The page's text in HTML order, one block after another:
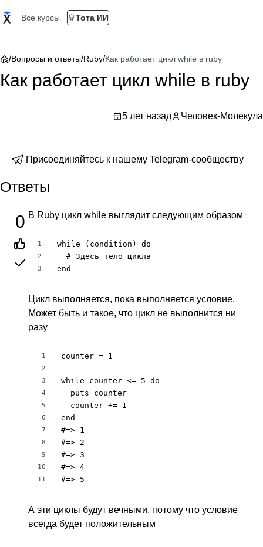
Все курсы Тота ИИ
/Вопросы и ответы/Ruby/Как работает цикл while в ruby
Как работает цикл while в ruby
5 лет назад Человек-Молекула
Присоединяйтесь к нашему Telegram-сообществу
Ответы
0 В Ruby цикл while выглядит следующим образом
1
2
3
while (condition) do
  # Здесь тело цикла
end
Цикл выполняется, пока выполняется условие.
Может быть и такое, что цикл не выполнится ни
разу
1
2
3
4
5
6
7
8
9
10
11
counter = 1
while counter <= 5 do
  puts counter
  counter += 1
end
#=> 1
#=> 2
#=> 3
#=> 4
#=> 5
А эти циклы будут вечными, потому что условие
всегда будет положительным